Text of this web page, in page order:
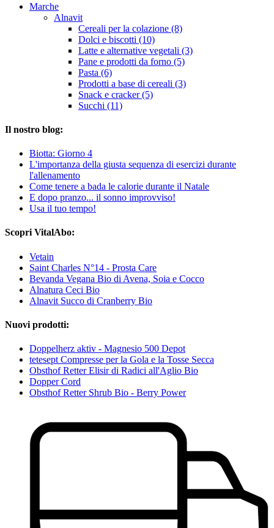
Marche
Alnavit
Cereali per la colazione (8)
Dolci e biscotti (10)
Latte e alternative vegetali (3)
Pane e prodotti da forno (5)
Pasta (6)
Prodotti a base di cereali (3)
Snack e cracker (5)
Succhi (11)
Il nostro blog:
Biotta: Giorno 4
L'importanza della giusta sequenza di esercizi durante
l'allenamento
Come tenere a bada le calorie durante il Natale
E dopo pranzo... il sonno improvviso!
Usa il tuo tempo!
Scopri VitalAbo:
Vetain
Saint Charles N°14 - Prosta Care
Bevanda Vegana Bio di Avena, Soia e Cocco
Alnatura Ceci Bio
Alnavit Succo di Cranberry Bio
Nuovi prodotti:
Doppelherz aktiv - Magnesio 500 Depot
tetesept Compresse per la Gola e la Tosse Secca
Obsthof Retter Elisir di Radici all'Aglio Bio
Dopper Cord
Obsthof Retter Shrub Bio - Berry Power